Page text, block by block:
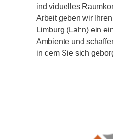
individuelles
Arbeit geben wir
Limburg (Lahn) ein
Ambiente und
in dem Sie sich